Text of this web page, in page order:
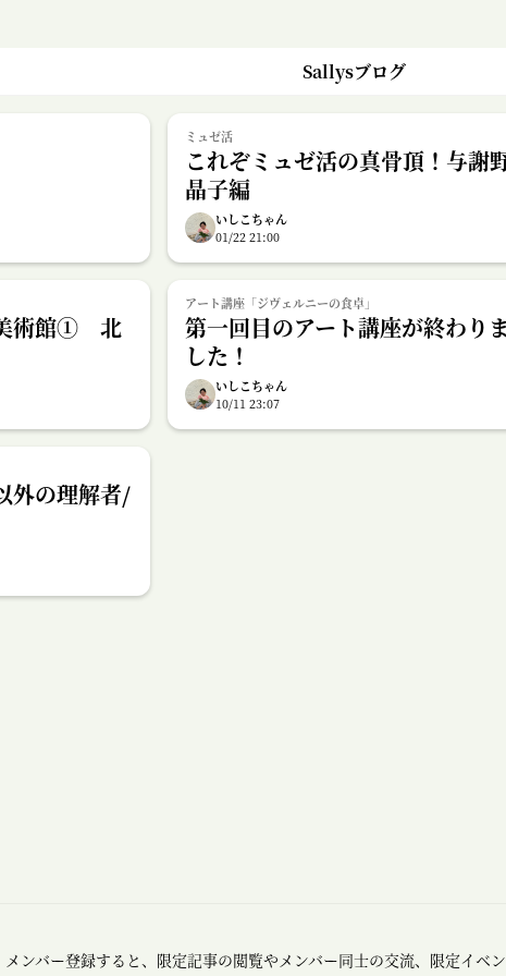
Sallysブログ
ミュゼ活
これぞミュゼ活の真骨頂！与謝
晶子編
いしこちゃん
01/22 21:00
美術館① 北
アート講座「ジヴェルニーの食卓」
第一回目のアート講座が終わりま
した！
いしこちゃん
10/11 23:07
外の理解者/
メンバー登録すると、限定記事の閲覧やメンバー同士の交流、限定イベ